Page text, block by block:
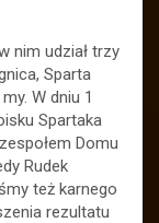
nim udział trzy
Sparta
W dniu 1
Spartaka
Domu
Rudek
też karnego
rezultatu